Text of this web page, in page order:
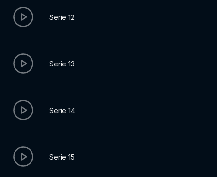
Serie 12
Serie 13
Serie 14
Serie 15